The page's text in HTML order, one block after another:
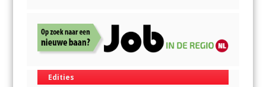
Edities